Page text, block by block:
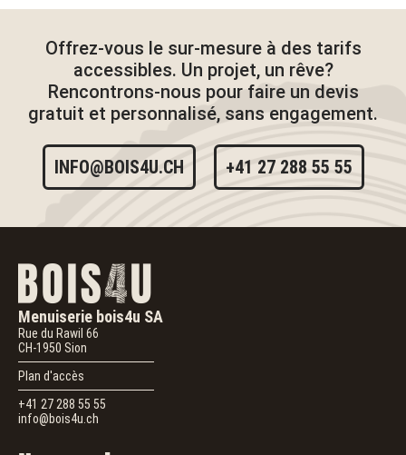
Offrez-vous le sur-mesure à des tarifs
accessibles. Un projet, un rêve?
Rencontrons-nous pour faire un devis
gratuit et personnalisé, sans engagement.
INFO@BOIS4U.CH +41 27 288 55 55
Menuiserie bois4u SA
Rue du Rawil 66
CH-1950 Sion
Plan d'accès
+41 27 288 55 55
info@bois4u.ch